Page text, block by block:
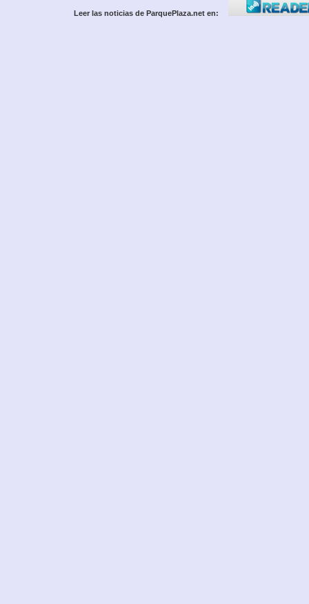
Leer las noticias de ParquePlaza.net en: